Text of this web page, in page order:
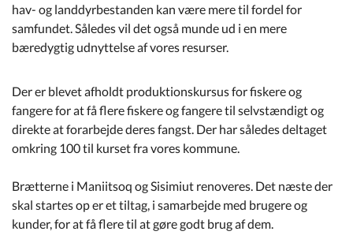
hav- og landdyrbestanden kan være mere til fordel for
samfundet. Således vil det også munde ud i en mere
bæredygtig udnyttelse af vores resurser.
Der er blevet afholdt produktionskursus for fiskere og
fangere for at få flere fiskere og fangere til selvstændigt og
direkte at forarbejde deres fangst. Der har således deltaget
omkring 100 til kurset fra vores kommune.
Brætterne i Maniitsoq og Sisimiut renoveres. Det næste der
skal startes op er et tiltag, i samarbejde med brugere og
kunder, for at få flere til at gøre godt brug af dem.